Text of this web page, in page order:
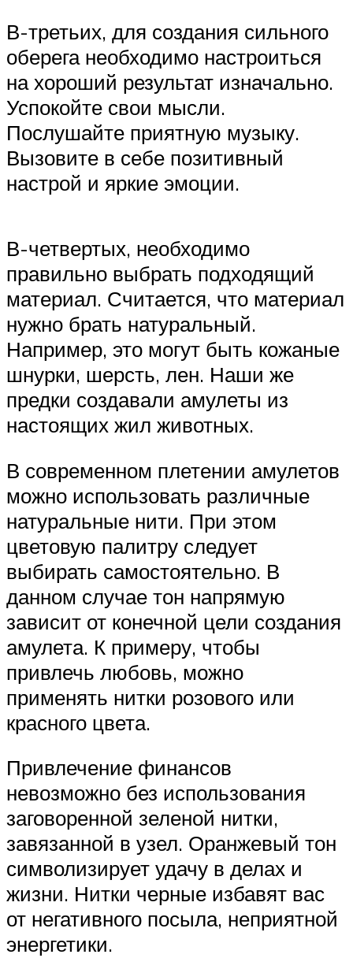
В-третьих, для создания сильного
оберега необходимо настроиться
на хороший результат изначально.
Успокойте свои мысли.
Послушайте приятную музыку.
Вызовите в себе позитивный
настрой и яркие эмоции.
В-четвертых, необходимо
правильно выбрать подходящий
материал. Считается, что материал
нужно брать натуральный.
Например, это могут быть кожаные
шнурки, шерсть, лен. Наши же
предки создавали амулеты из
настоящих жил животных.
В современном плетении амулетов
можно использовать различные
натуральные нити. При этом
цветовую палитру следует
выбирать самостоятельно. В
данном случае тон напрямую
зависит от конечной цели создания
амулета. К примеру, чтобы
привлечь любовь, можно
применять нитки розового или
красного цвета.
Привлечение финансов
невозможно без использования
заговоренной зеленой нитки,
завязанной в узел. Оранжевый тон
символизирует удачу в делах и
жизни. Нитки черные избавят вас
от негативного посыла, неприятной
энергетики.